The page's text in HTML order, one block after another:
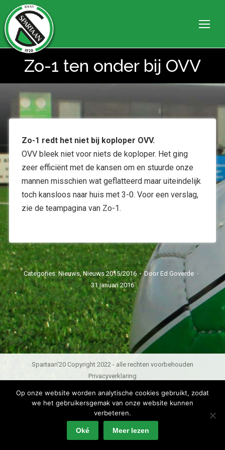
Zo-1 ten onder bij OVV
Je bent hier:
Zo-1 redt het niet bij koploper OVV.
OVV bleek niet voor niets de koploper. Het ging
zeer efficiënt met de kansen om en stuurde onze
mannen misschien wat geflatteerd maar uiteindelijk
toch kansloos naar huis met 3-0. Voor een verslag,
zie de teampagina van Zo-1.
Categories: Nieuws, Nieuws 2015/2016 Door Ed Goverde
31 januari 2016
Spartaan'20 Copyright 2022 - alle rechten voorbehouden
Privacyverklaring
Op onze website worden analytische cookies gebruikt, zodat
we het gebruikersgemak van onze website kunnen
verbeteren.
Oké Meer lezen